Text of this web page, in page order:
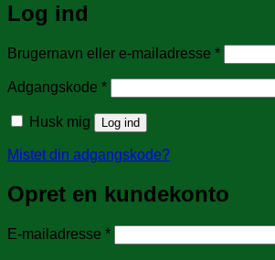
Log ind
Brugernavn eller e-mailadresse *Påkrævet
Adgangskode *Påkrævet
Husk mig Log ind
Mistet din adgangskode?
Opret en kundekonto
E-mailadresse *Påkrævet